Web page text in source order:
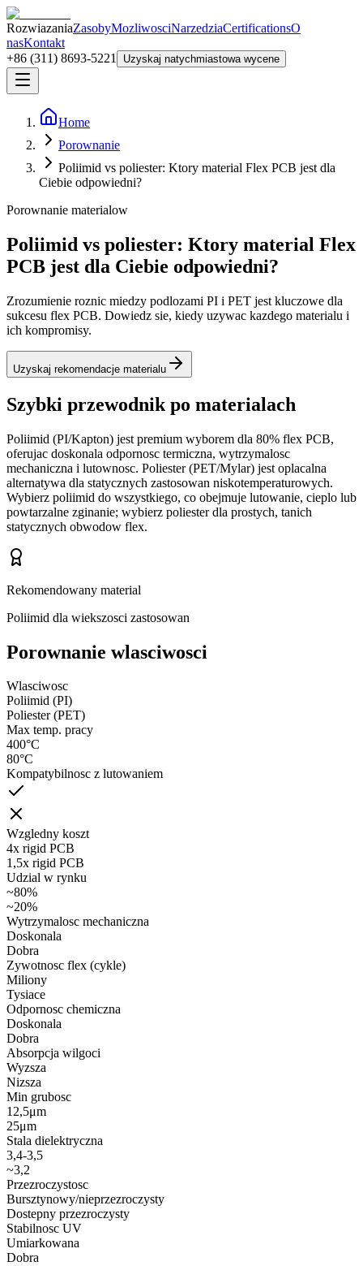
RozwiazaniaZasobyMozliwosciNarzedziaCertificationsO
nasKontakt
+86 (311) 8693-5221
Uzyskaj natychmiastowa wycene
Home
Porownanie
Poliimid vs poliester: Ktory material Flex PCB jest dla
Ciebie odpowiedni?
Porownanie materialow
Poliimid vs poliester: Ktory material Flex
PCB jest dla Ciebie odpowiedni?
Zrozumienie roznic miedzy podlozami PI i PET jest kluczowe dla
sukcesu flex PCB. Dowiedz sie, kiedy uzywac kazdego materialu i
ich kompromisy.
Uzyskaj rekomendacje materialu
Szybki przewodnik po materialach
Poliimid (PI/Kapton) jest premium wyborem dla 80% flex PCB,
oferujac doskonala odpornosc termiczna, wytrzymalosc
mechaniczna i lutownosc. Poliester (PET/Mylar) jest oplacalna
alternatywa dla statycznych zastosowan niskotemperaturowych.
Wybierz poliimid do wszystkiego, co obejmuje lutowanie, cieplo lub
powtarzalne zginanie; wybierz poliester dla prostych, tanich
statycznych obwodow flex.
Rekomendowany material
Poliimid dla wiekszosci zastosowan
Porownanie wlasciwosci
Wlasciwosc
Poliimid (PI)
Poliester (PET)
Max temp. pracy
400°C
80°C
Kompatybilnosc z lutowaniem
Wzgledny koszt
4x rigid PCB
1,5x rigid PCB
Udzial w rynku
~80%
~20%
Wytrzymalosc mechaniczna
Doskonala
Dobra
Zywotnosc flex (cykle)
Miliony
Tysiace
Odpornosc chemiczna
Doskonala
Dobra
Absorpcja wilgoci
Wyzsza
Nizsza
Min grubosc
12,5μm
25μm
Stala dielektryczna
3,4-3,5
~3,2
Przezroczystosc
Bursztynowy/nieprzezroczysty
Dostepny przezroczysty
Stabilnosc UV
Umiarkowana
Dobra